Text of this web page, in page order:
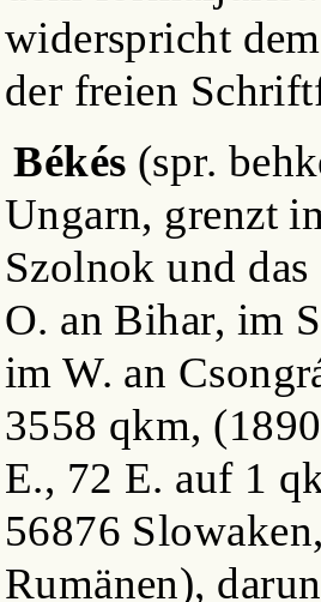
widerspricht
der freien
Békés (spr.
Ungarn, grenzt
Szolnok und
O. an Bihar, im
im W. an
3558 qkm,
E., 72 E. auf 1
56876
Rumänen),